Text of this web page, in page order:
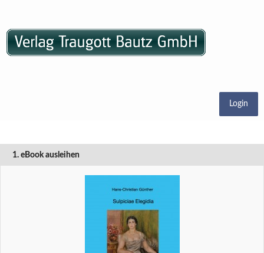
Login
1. eBook ausleihen